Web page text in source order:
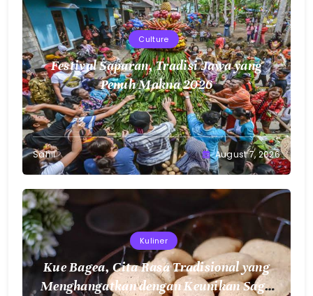
Culture
Festival Saparan, Tradisi Jawa yang
Penuh Makna 2026
Sahil August 7, 2026
Kuliner
Kue Bagea, Cita Rasa Tradisional yang
Menghangatkan dengan Keunikan Sagu